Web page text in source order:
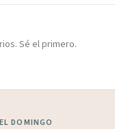
Sé el primero.
DOMINGO